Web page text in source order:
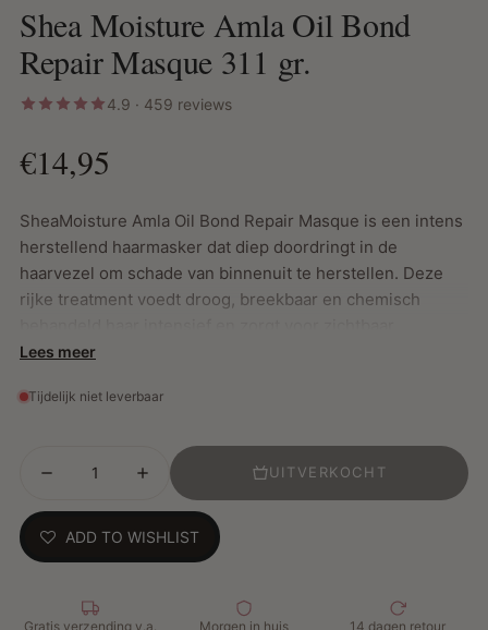
Shea Moisture Amla Oil Bond
Repair Masque 311 gr.
4.9 · 459 reviews
€14,95
SheaMoisture Amla Oil Bond Repair Masque is een intens
herstellend haarmasker dat diep doordringt in de
haarvezel om schade van binnenuit te herstellen. Deze
rijke treatment voedt droog, breekbaar en chemisch
gezondere, sterkere krullen en coils. Perfect voor wie
van het haar wil herstellen.
Belangrijkste Kenmerken:
Herstelt zichtbaar beschadigde haarvezels en
vermindert haarbreuk met 84%*
Versterkt het haar tot 6x sterker* bij regelmatig gebruik
Hydrateert intens met 13x meer vocht* voor
glanzende, zachte en gladde krullen
Lees meer
Tijdelijk niet leverbaar
UITVERKOCHT
ADD TO WISHLIST
Gratis verzending v.a.
Morgen in huis 14 dagen retour